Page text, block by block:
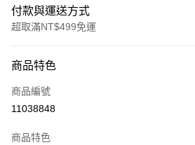
付款與運送方式
超取滿NT$499免運
信用卡一次付款
LINE Pay
商品特色
商品編號
11038848
商品特色